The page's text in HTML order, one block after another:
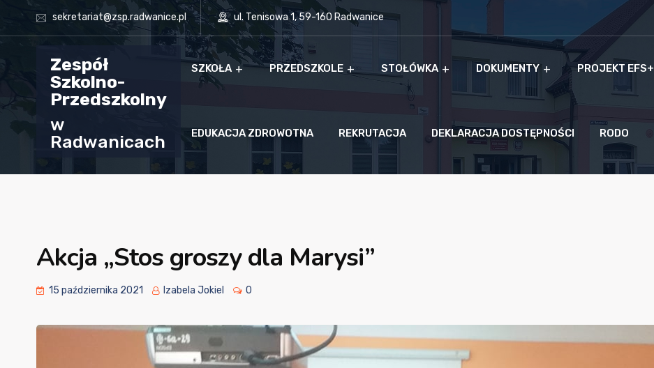
sekretariat@zsp.radwanice.pl ul. Tenisowa 1, 59-160 Radwanice
Zespół
Szkolno-
Przedszkolny
w
Radwanicach
SZKOŁA PRZEDSZKOLE STOŁÓWKA DOKUMENTY PROJEKT EFS+
EDUKACJA ZDROWOTNA REKRUTACJA DEKLARACJA DOSTĘPNOŚCI RODO
Akcja „Stos groszy dla Marysi”
15 października 2021 Izabela Jokiel 0